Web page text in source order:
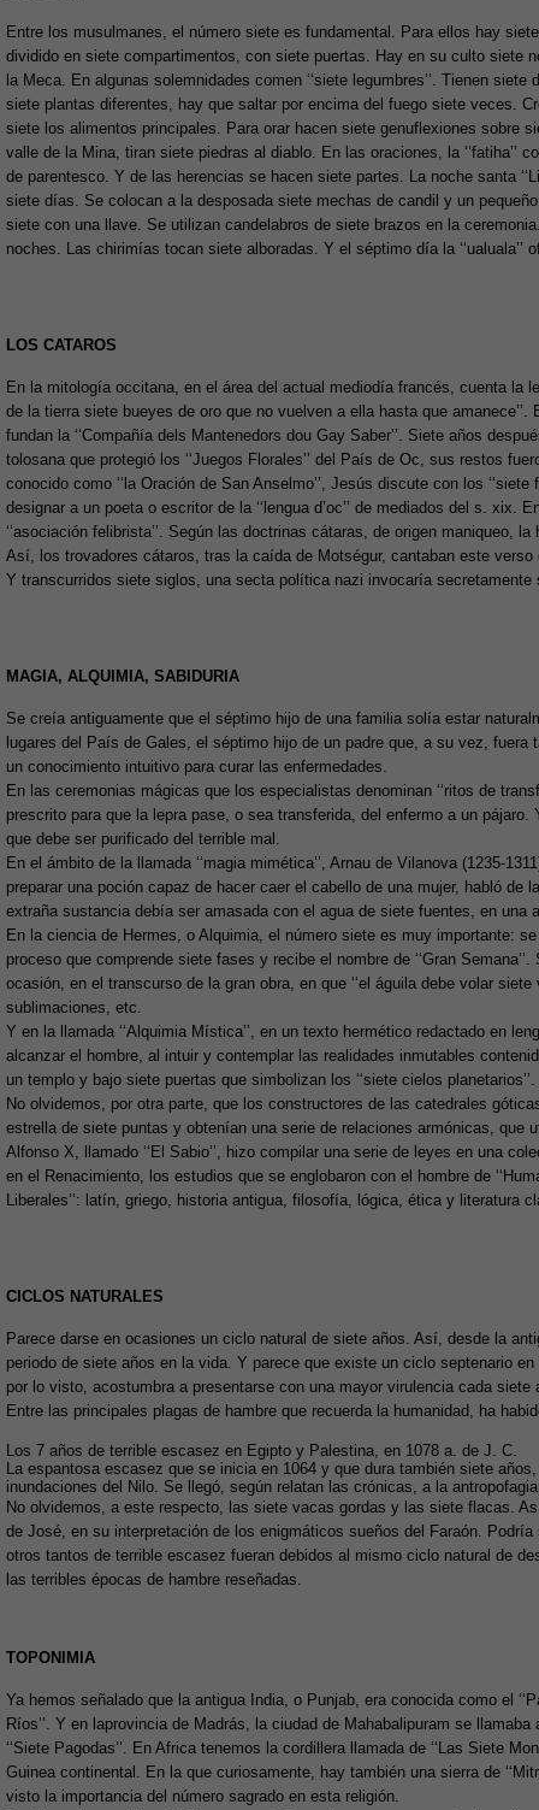
Entre los musulmanes, el número siete es fundamental. Para ellos hay
dividido en siete compartimentos, con siete puertas. Hay en su culto siete
la Meca. En algunas solemnidades comen ‘‘siete legumbres’’. Tienen
siete plantas diferentes, hay que saltar por encima del fuego siete veces.
siete los alimentos principales. Para orar hacen siete genuflexiones sobre
valle de la Mina, tiran siete piedras al diablo. En las oraciones, la
de parentesco. Y de las herencias se hacen siete partes. La noche santa
siete días. Se colocan a la desposada siete mechas de candil y un
siete con una llave. Se utilizan candelabros de siete brazos en la
noches. Las chirimías tocan siete alboradas. Y el séptimo día la
LOS CATAROS
En la mitología occitana, en el área del actual mediodía francés, cuenta la
de la tierra siete bueyes de oro que no vuelven a ella hasta que
fundan la ‘‘Compañía dels Mantenedors dou Gay Saber’’. Siete años
tolosana que protegió los ‘‘Juegos Florales’’ del País de Oc, sus restos
conocido como ‘‘la Oración de San Anselmo’’, Jesús discute con los
designar a un poeta o escritor de la ‘‘lengua d’oc’’ de mediados del s.
‘‘asociación felibrista’’. Según las doctrinas cátaras, de origen maniqueo,
Así, los trovadores cátaros, tras la caída de Motségur, cantaban este verso
Y transcurridos siete siglos, una secta política nazi invocaría
MAGIA, ALQUIMIA, SABIDURIA
Se creía antiguamente que el séptimo hijo de una familia solía estar
lugares del País de Gales, el séptimo hijo de un padre que, a su vez,
un conocimiento intuitivo para curar las enfermedades.
En las ceremonias mágicas que los especialistas denominan ‘‘ritos de
prescrito para que la lepra pase, o sea transferida, del enfermo a un
que debe ser purificado del terrible mal.
En el ámbito de la llamada ‘‘magia mimética’’, Arnau de Vilanova (1235-
preparar una poción capaz de hacer caer el cabello de una mujer, habló de
extraña sustancia debía ser amasada con el agua de siete fuentes, en una
En la ciencia de Hermes, o Alquimia, el número siete es muy importante:
proceso que comprende siete fases y recibe el nombre de ‘‘Gran Semana’’.
ocasión, en el transcurso de la gran obra, en que ‘‘el águila debe volar
sublimaciones, etc.
Y en la llamada ‘‘Alquimia Mística’’, en un texto hermético redactado en
alcanzar el hombre, al intuir y contemplar las realidades inmutables
un templo y bajo siete puertas que simbolizan los ‘‘siete cielos planetarios’’.
No olvidemos, por otra parte, que los constructores de las catedrales
estrella de siete puntas y obtenían una serie de relaciones armónicas, que
Alfonso X, llamado ‘‘El Sabio’’, hizo compilar una serie de leyes en una
en el Renacimiento, los estudios que se englobaron con el hombre de
Liberales’’: latín, griego, historia antigua, filosofía, lógica, ética y literatura
CICLOS NATURALES
Parece darse en ocasiones un ciclo natural de siete años. Así, desde la
periodo de siete años en la vida. Y parece que existe un ciclo septenario
por lo visto, acostumbra a presentarse con una mayor virulencia cada siete
Entre las principales plagas de hambre que recuerda la humanidad, ha
Los 7 años de terrible escasez en Egipto y Palestina, en 1078 a. de J. C.
La espantosa escasez que se inicia en 1064 y que dura también siete
inundaciones del Nilo. Se llegó, según relatan las crónicas, a la
No olvidemos, a este respecto, las siete vacas gordas y las siete flacas.
de José, en su interpretación de los enigmáticos sueños del Faraón.
otros tantos de terrible escasez fueran debidos al mismo ciclo natural de
las terribles épocas de hambre reseñadas.
TOPONIMIA
Ya hemos señalado que la antigua India, o Punjab, era conocida como el
Ríos’’. Y en laprovincia de Madrás, la ciudad de Mahabalipuram se llamaba
‘‘Siete Pagodas’’. En Africa tenemos la cordillera llamada de ‘‘Las Siete
Guinea continental. En la que curiosamente, hay también una sierra de
visto la importancia del número sagrado en esta religión.